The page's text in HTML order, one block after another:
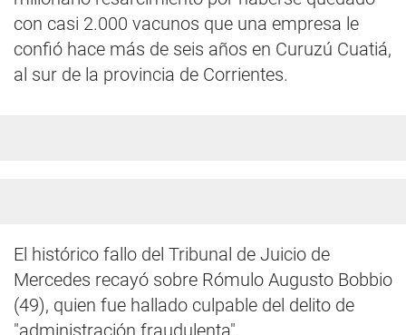
con casi 2.000 vacunos que una empresa le
confió hace más de seis años en Curuzú Cuatiá,
al sur de la provincia de Corrientes.
El histórico fallo del Tribunal de Juicio de
Mercedes recayó sobre Rómulo Augusto Bobbio
(49), quien fue hallado culpable del delito de